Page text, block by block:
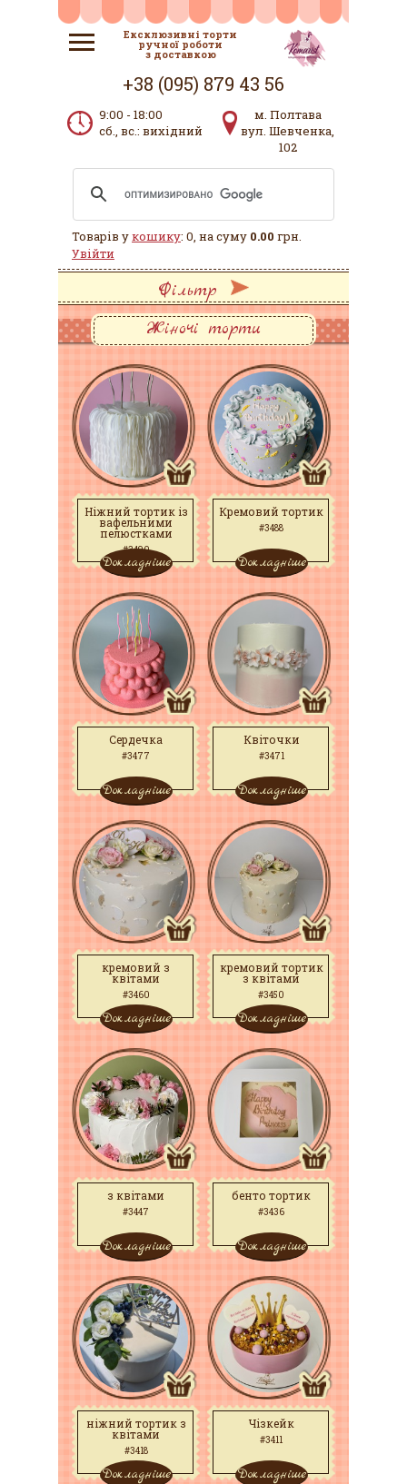
Ексклюзивні торти
ручної роботи
з доставкою
+38 (095) 879 43 56
9:00 - 18:00
сб., вс.: вихідний
м. Полтава
вул. Шевченка,
102
Товарів укошику: 0, на суму 0.00 грн.
Увійти
Фільтр
Жіночі торти
Ніжний тортик із
вафельними
пелюстками
#3490
Докладніше
Кремовий тортик
#3488
Докладніше
Сердечка
#3477
Докладніше
Квіточки
#3471
Докладніше
кремовий з
квітами
#3460
Докладніше
кремовий тортик
з квітами
#3450
Докладніше
з квітами
#3447
Докладніше
бенто тортик
#3436
Докладніше
ніжний тортик з
квітами
#3418
Докладніше
Чізкейк
#3411
Докладніше